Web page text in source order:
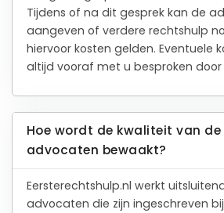
Tijdens of na dit gesprek kan de
aangeven of verdere rechtshulp
hiervoor kosten gelden. Eventuele
altijd vooraf met u besproken
Hoe wordt de kwaliteit van
advocaten bewaakt?
Eersterechtshulp.nl werkt
advocaten die zijn ingeschreven